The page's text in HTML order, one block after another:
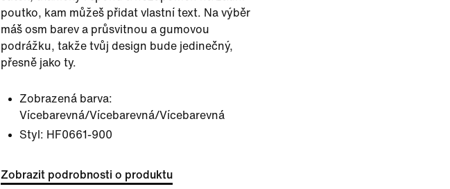
poutko, kam můžeš přidat vlastní text. Na výběr
máš osm barev a průsvitnou a gumovou
podrážku, takže tvůj design bude jedinečný,
přesně jako ty.
Zobrazená barva:
Vícebarevná/Vícebarevná/Vícebarevná
Styl: HF0661-900
Zobrazit podrobnosti o produktu